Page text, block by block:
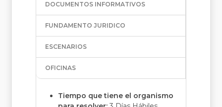
DOCUMENTOS INFORMATIVOS
FUNDAMENTO JURIDICO
ESCENARIOS
OFICINAS
Tiempo que tiene el organismo